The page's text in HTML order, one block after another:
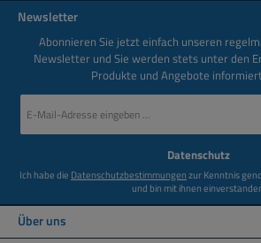
Newsletter
Abonnieren Sie jetzt einfach unseren
Newsletter und Sie werden stets unter den
Produkte und Angebote
Mail-
Datenschutz
Ich habe die Datenschutzbestimmungenzur Kenntnis
und bin mit ihnen
Über uns